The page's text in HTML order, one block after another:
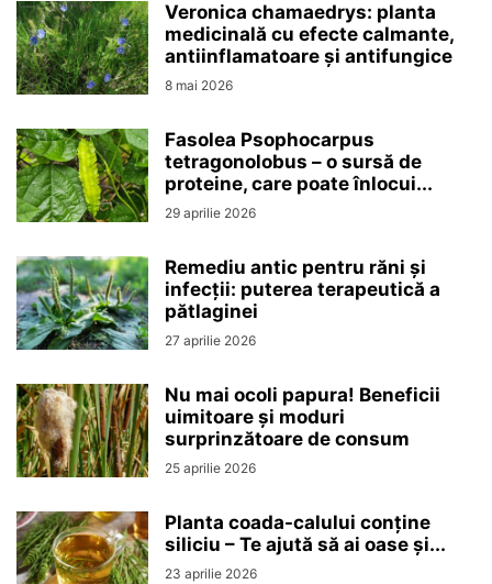
Veronica chamaedrys: planta
medicinală cu efecte calmante,
antiinflamatoare și antifungice
8 mai 2026
Fasolea Psophocarpus
tetragonolobus – o sursă de
proteine, care poate înlocui...
29 aprilie 2026
Remediu antic pentru răni și
infecții: puterea terapeutică a
pătlaginei
27 aprilie 2026
Nu mai ocoli papura! Beneficii
uimitoare și moduri
surprinzătoare de consum
25 aprilie 2026
Planta coada-calului conține
siliciu – Te ajută să ai oase și...
23 aprilie 2026